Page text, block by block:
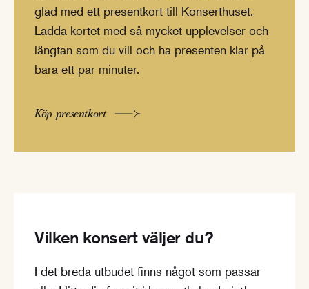
glad med ett presentkort till Konserthuset.
Ladda kortet med så mycket upplevelser och
längtan som du vill och ha presenten klar på
bara ett par minuter.
Köp presentkort
Vilken konsert väljer du?
I det breda utbudet finns något som passar